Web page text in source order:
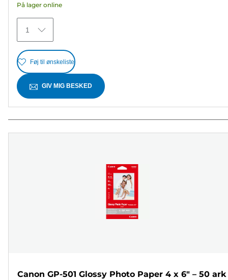
stjerner.
15
anmeldelser
På lager online
1
Føj til ønskeliste
GIV MIG BESKED
Canon GP-501 Glossy Photo Paper 4 x 6" – 50 ark